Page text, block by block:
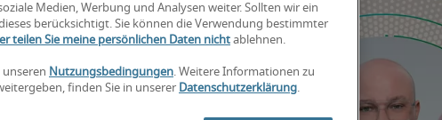
Medien, Werbung und Analysen weiter. Sollten wir ein
berücksichtigt. Sie können die Verwendung bestimmter
teilen Sie meine persönlichen Daten nicht ablehnen.
Nutzungsbedingungen. Weitere Informationen zu
finden Sie in unserer Datenschutzerklärung.